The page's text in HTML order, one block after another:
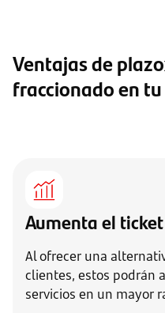
Ventajas de
fraccionado en
Aumenta el
Al ofrecer una
clientes, estos podrán
servicios en un mayor